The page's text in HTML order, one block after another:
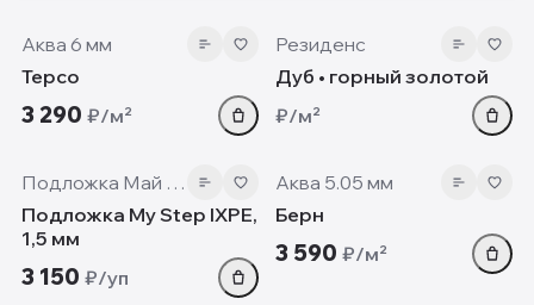
new
Аква 6 мм
Терсо
3 290 ₽/м²
new
Резиденс
Дуб • горный золотой
₽/м²
Подложка Май Степ
Подложка My Step IXPE,
1,5 мм
3 150 ₽/уп
5.05 мм
Аква 5.05 мм
Берн
3 590 ₽/м²
5.05 мм